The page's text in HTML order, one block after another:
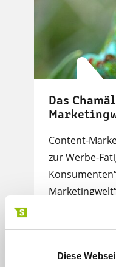
Diese
Das
Content-
zur Werbe-
erfolgreicher